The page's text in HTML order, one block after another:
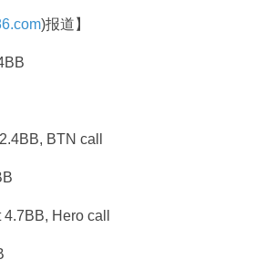
)报道】
BTN call
Hero call